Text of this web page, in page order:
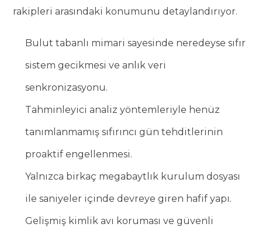
rakipleri arasındaki konumunu detaylandırıyor.
Bulut tabanlı mimari sayesinde neredeyse sıfır
sistem gecikmesi ve anlık veri
senkronizasyonu.
Tahminleyici analiz yöntemleriyle henüz
tanımlanmamış sıfırıncı gün tehditlerinin
proaktif engellenmesi.
Yalnızca birkaç megabaytlık kurulum dosyası
ile saniyeler içinde devreye giren hafif yapı.
Gelişmiş kimlik avı koruması ve güvenli